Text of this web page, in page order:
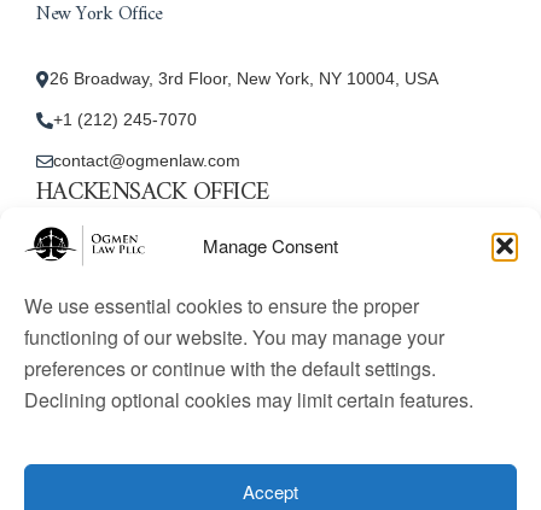
Manage Consent
We use essential cookies to ensure the proper
functioning of our website. You may manage your
preferences or continue with the default settings.
Declining optional cookies may limit certain features.
Accept
New York Office
26 Broadway, 3rd Floor, New York, NY 10004, USA
+1 (212) 245-7070
contact@ogmenlaw.com
HACKENSACK OFFICE
New Jersey Office
contact@ogmenlaw.com